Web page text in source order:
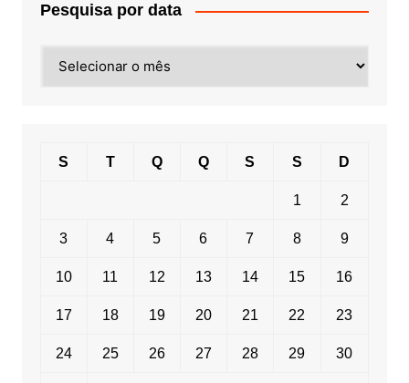
Pesquisa por data
por
S T Q Q S S D
1 2
3 4 5 6 7 8 9
10 11 12 13 14 15 16
17 18 19 20 21 22 23
24 25 26 27 28 29 30